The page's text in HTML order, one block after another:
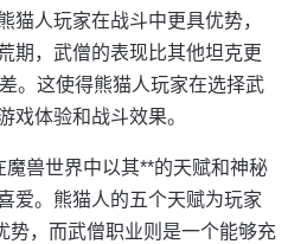
猫人玩家在战斗中更具优势，
期，武僧的表现比其他坦克更
。这使得熊猫人玩家在选择武
戏体验和战斗效果。
兽世界中以其**的天赋和神秘
爱。熊猫人的五个天赋为玩家
势，而武僧职业则是一个能够充